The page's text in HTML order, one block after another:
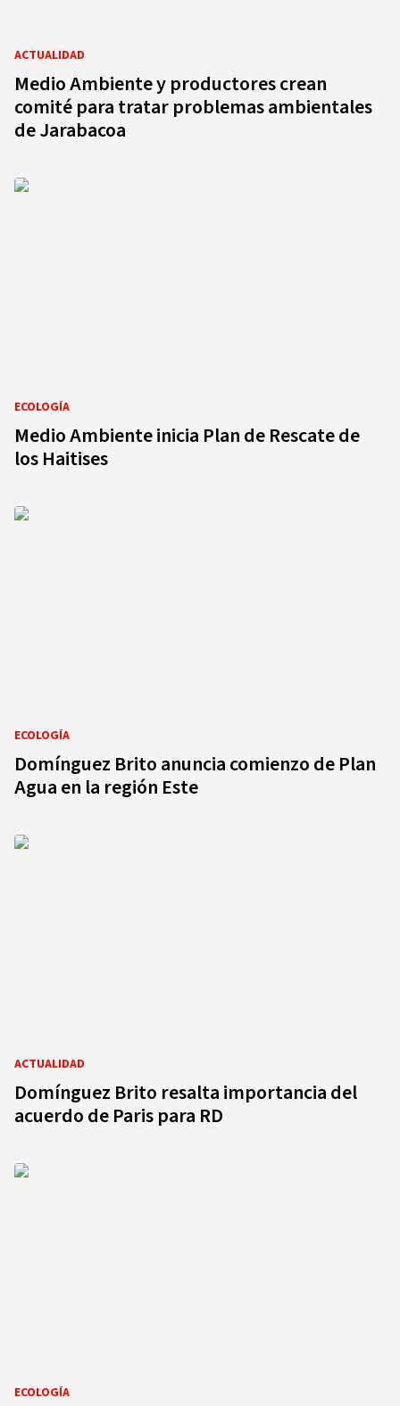
ACTUALIDAD
Medio Ambiente y productores crean
comité para tratar problemas ambientales
de Jarabacoa
ECOLOGÍA
Medio Ambiente inicia Plan de Rescate de
los Haitises
ECOLOGÍA
Domínguez Brito anuncia comienzo de Plan
Agua en la región Este
ACTUALIDAD
Domínguez Brito resalta importancia del
acuerdo de Paris para RD
ECOLOGÍA